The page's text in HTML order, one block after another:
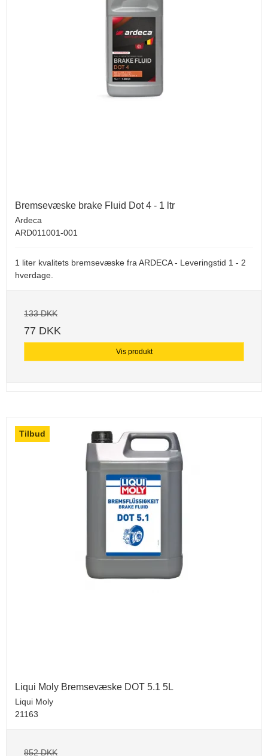
Bremsevæske brake Fluid Dot 4 - 1 ltr
Ardeca
ARD011001-001
1 liter kvalitets bremsevæske fra ARDECA - Leveringstid 1 - 2
hverdage.
133 DKK
77 DKK
Vis produkt
Tilbud
Liqui Moly Bremsevæske DOT 5.1 5L
Liqui Moly
21163
852 DKK